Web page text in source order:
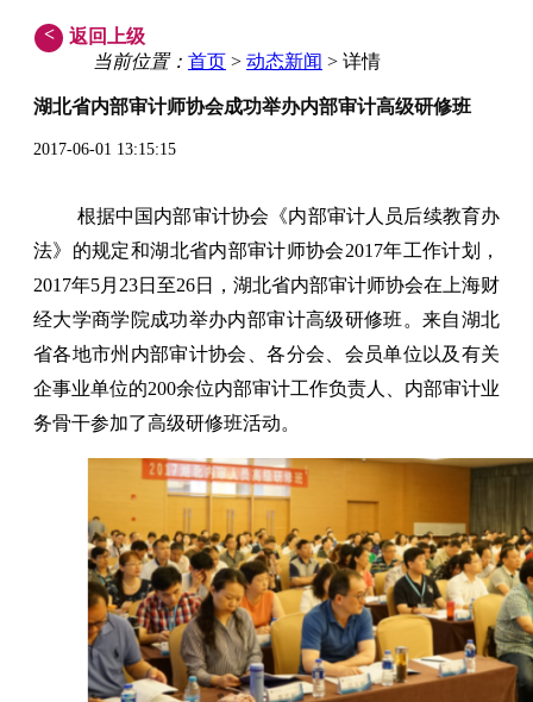
<
返回上级
当前位置： 首页 > 动态新闻 > 详情
湖北省内部审计师协会成功举办内部审计高级研修班
2017-06-01 13:15:15
根据中国内部审计协会《内部审计人员后续教育办
法》的规定和湖北省内部审计师协会2017年工作计划，
2017年5月23日至26日，湖北省内部审计师协会在上海财
经大学商学院成功举办内部审计高级研修班。来自湖北
省各地市州内部审计协会、各分会、会员单位以及有关
企事业单位的200余位内部审计工作负责人、内部审计业
务骨干参加了高级研修班活动。